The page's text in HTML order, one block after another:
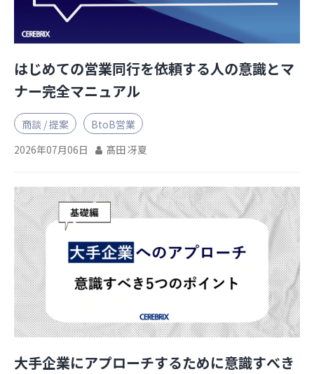
はじめての営業同行を依頼する人の意識とマ
ナー完全マニュアル
商談 / 提案
BtoB営業
2026年07月06日
髙田 冴夏
大手企業にアプローチするために意識すべき